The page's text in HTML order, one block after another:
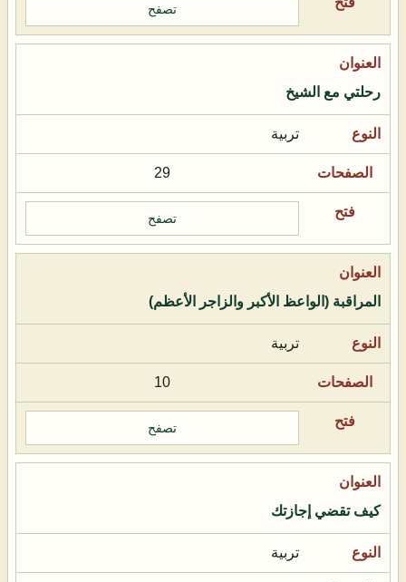
تصفح
رحلتي مع الشيخ
تربية
29
تصفح
المراقبة (الواعظ الأكبر والزاجر الأعظم)
تربية
10
تصفح
كيف تقضي إجازتك
تربية